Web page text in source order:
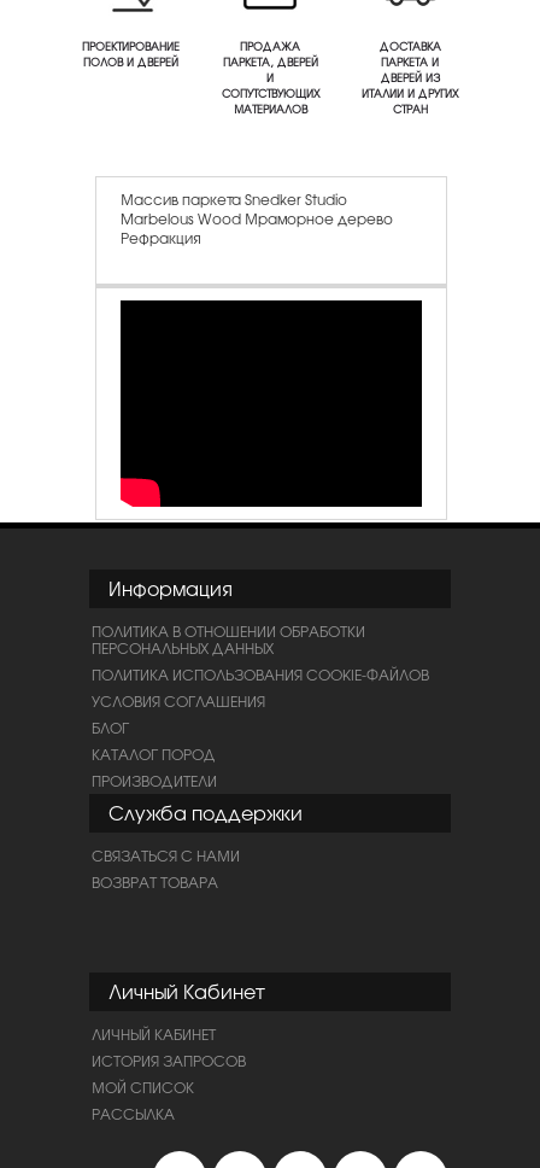
ПРОЕКТИРОВАНИЕ
ПОЛОВ И ДВЕРЕЙ
ПРОДАЖА
ПАРКЕТА, ДВЕРЕЙ
И
СОПУТСТВУЮЩИХ
МАТЕРИАЛОВ
ДОСТАВКА
ПАРКЕТА И
ДВЕРЕЙ ИЗ
ИТАЛИИ И ДРУГИХ
СТРАН
Массив паркета Snedker Studio
Marbelous Wood Мраморное дерево
Рефракция
Информация
ПОЛИТИКА В ОТНОШЕНИИ ОБРАБОТКИ
ПЕРСОНАЛЬНЫХ ДАННЫХ
ПОЛИТИКА ИСПОЛЬЗОВАНИЯ COOKIE-ФАЙЛОВ
УСЛОВИЯ СОГЛАШЕНИЯ
БЛОГ
КАТАЛОГ ПОРОД
ПРОИЗВОДИТЕЛИ
Служба поддержки
СВЯЗАТЬСЯ С НАМИ
ВОЗВРАТ ТОВАРА
Личный Кабинет
ЛИЧНЫЙ КАБИНЕТ
ИСТОРИЯ ЗАПРОСОВ
МОЙ СПИСОК
РАССЫЛКА